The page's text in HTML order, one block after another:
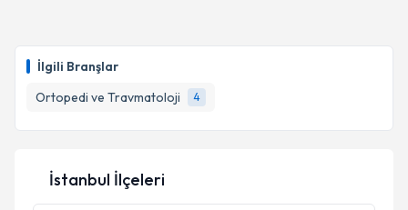
İlgili Branşlar
Ortopedi ve Travmatoloji
4
takvim hazırlandığında e-posta ile bilgilendireceğiz.
Kişisel verilerimin işlenmesine ilişkinAydınlatma
İstanbul İlçeleri